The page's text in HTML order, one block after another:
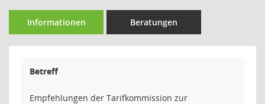
Informationen Beratungen
Betreff
Empfehlungen der Tarifkommission zur